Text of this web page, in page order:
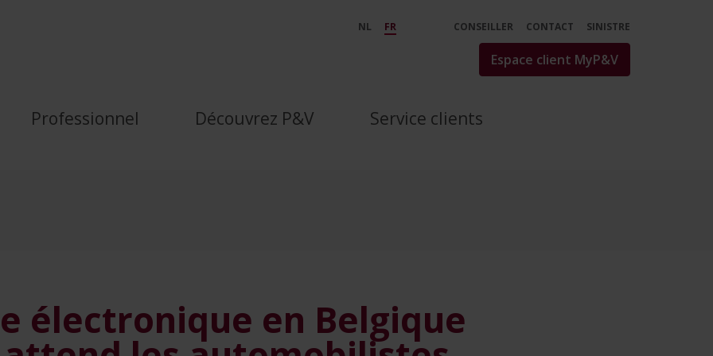
et couverture de l’assurance familiale |
NL FR CONSEILLER CONTACT SINISTRE
Espace client MyP&V
Professionnel Découvrez P&V Service clients
électronique en Belgique